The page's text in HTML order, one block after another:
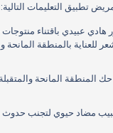
تطبيق التعليمات التالية:
عبيدي باقتناء
للعناية بالمنطقة المانحة
المنطقة المانحة
مضاد حيوي لتجنب حدوث